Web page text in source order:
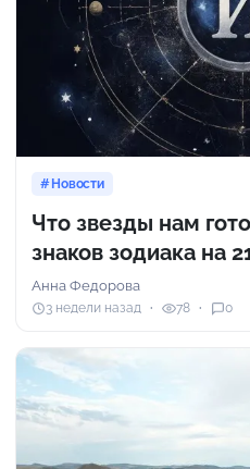
Новости
Что звезды нам
знаков зодиака на
Анна Федорова
3 недели назад 78 0